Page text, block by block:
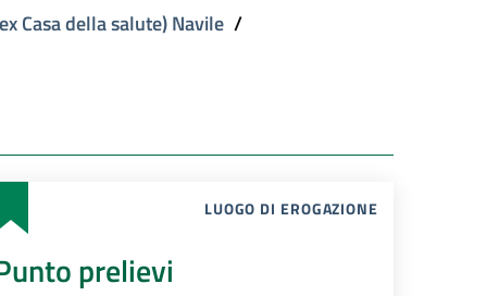
Casa della salute) Navile /
LUOGO DI EROGAZIONE
prelievi